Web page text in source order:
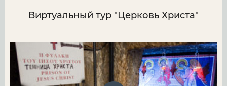
Виртуальный тур "Церковь Христа"